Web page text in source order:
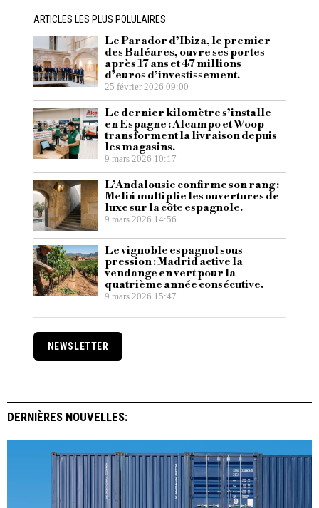
ARTICLES LES PLUS POLULAIRES
Le Parador d’Ibiza, le premier
des Baléares, ouvre ses portes
après 17 ans et 47 millions
d’euros d’investissement.
25 février 2026 09:00
Le dernier kilomètre s’installe
en Espagne : Alcampo et Woop
transforment la livraison depuis
les magasins.
9 mars 2026 10:17
L’Andalousie confirme son rang :
Meliá multiplie les ouvertures de
luxe sur la côte espagnole.
9 mars 2026 14:56
Le vignoble espagnol sous
pression : Madrid active la
vendange en vert pour la
quatrième année consécutive.
9 mars 2026 15:47
NEWSLETTER
DERNIÈRES NOUVELLES: